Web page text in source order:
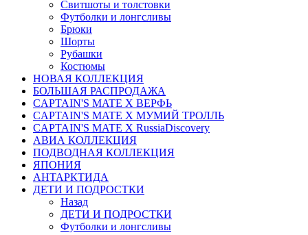
Свитшоты и толстовки
Футболки и лонгсливы
Брюки
Шорты
Рубашки
Костюмы
НОВАЯ КОЛЛЕКЦИЯ
БОЛЬШАЯ РАСПРОДАЖА
CAPTAIN'S MATE X ВЕРФЬ
CAPTAIN'S MATE Х МУМИЙ ТРОЛЛЬ
CAPTAIN'S MATE X RussiaDiscovery
АВИА КОЛЛЕКЦИЯ
ПОДВОДНАЯ КОЛЛЕКЦИЯ
ЯПОНИЯ
АНТАРКТИДА
ДЕТИ И ПОДРОСТКИ
Назад
ДЕТИ И ПОДРОСТКИ
Футболки и лонгсливы